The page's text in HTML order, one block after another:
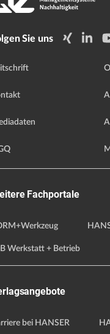
Sie uns
Fachportale
Werkstatt + Betrieb
bei HANSER